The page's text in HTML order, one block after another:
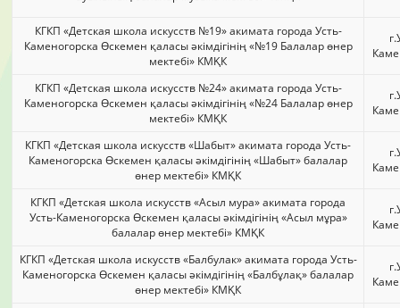
КГКП «Детская школа искусств №19» акимата города Усть-
Каменогорска Өскемен қаласы әкімдігінің «№19 Балалар өнер
мектебі» КМҚК
КГКП «Детская школа искусств №24» акимата города Усть-
Каменогорска Өскемен қаласы әкімдігінің «№24 Балалар өнер
мектебі» КМҚК
КГКП «Детская школа искусств «Шабыт» акимата города Усть-
Каменогорска Өскемен қаласы әкімдігінің «Шабыт» балалар
өнер мектебі» КМҚК
КГКП «Детская школа искусств «Асыл мура» акимата города
Усть-Каменогорска Өскемен қаласы әкімдігінің «Асыл мұра»
балалар өнер мектебі» КМҚК
КГКП «Детская школа искусств «Балбулак» акимата города Усть-
Каменогорска Өскемен қаласы әкімдігінің «Балбұлақ» балалар
өнер мектебі» КМҚК